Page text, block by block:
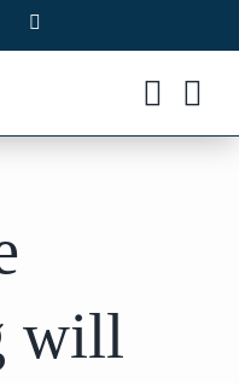
Instagram
will